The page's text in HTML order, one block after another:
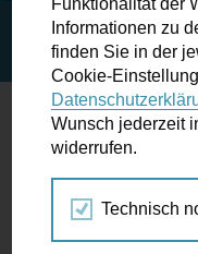
Newsletter
Wunschbox
der Ampel ...
STARTSEITE
BALLTRADITION IN
16.
FEB
2018
Informationen zu
finden Sie in der
Cookie-
Wunsch jederzeit
widerrufen.
Technisch